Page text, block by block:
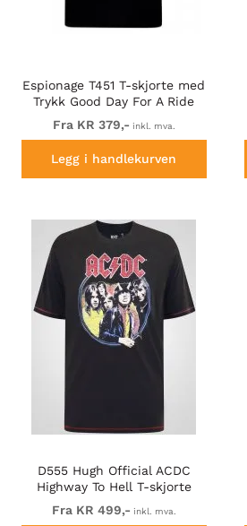
Espionage T451 T-skjorte med
Trykk Good Day For A Ride
Svart
Fra KR 379,- inkl. mva.
Legg i handlekurven
D555 Hugh Official ACDC
Highway To Hell T-skjorte
med trykk Svart
Fra KR 499,- inkl. mva.